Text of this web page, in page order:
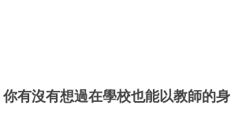
有沒有想過在學校也能以教師的身